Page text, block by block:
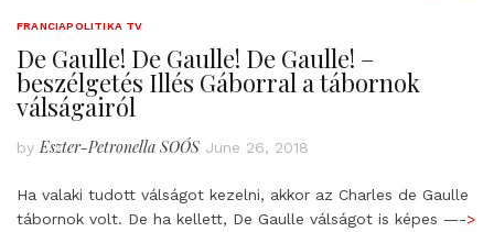
FRANCIAPOLITIKA TV
De Gaulle! De Gaulle! De Gaulle! –
beszélgetés Illés Gáborral a tábornok
válságairól
by Eszter-Petronella SOÓS June 26, 2018
Ha valaki tudott válságot kezelni, akkor az Charles de Gaulle
tábornok volt. De ha kellett, De Gaulle válságot is képes —->